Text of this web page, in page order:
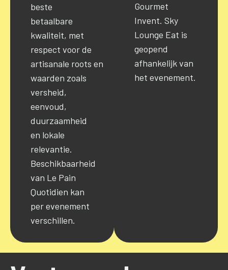
beste
betaalbare
kwaliteit, met
respect voor de
artisanale roots en
waarden zoals
versheid,
eenvoud,
duurzaamheid
en lokale
relevantie.
Beschikbaarheid
van Le Pain
Quotidien kan
per evenement
verschillen.
Gourmet
Invent. Sky
Lounge Eat is
geopend
afhankelijk van
het evenement.